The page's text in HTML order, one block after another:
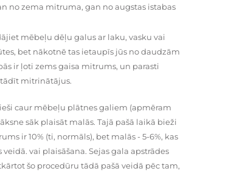
no zema mitruma, gan no augstas istabas
mēbeļu dēļu galus ar laku, vasku vai
bet nākotnē tas ietaupīs jūs no daudzām
ir ļoti zems gaisa mitrums, un parasti
mitrinātājus.
caur mēbeļu plātnes galiem (apmēram
sāk plaisāt malās. Tajā pašā laikā bieži
ir 10% (ti, normāls), bet malās - 5-6%, kas
vai plaisāšana. Sejas gala apstrādes
šo procedūru tādā pašā veidā pēc tam,